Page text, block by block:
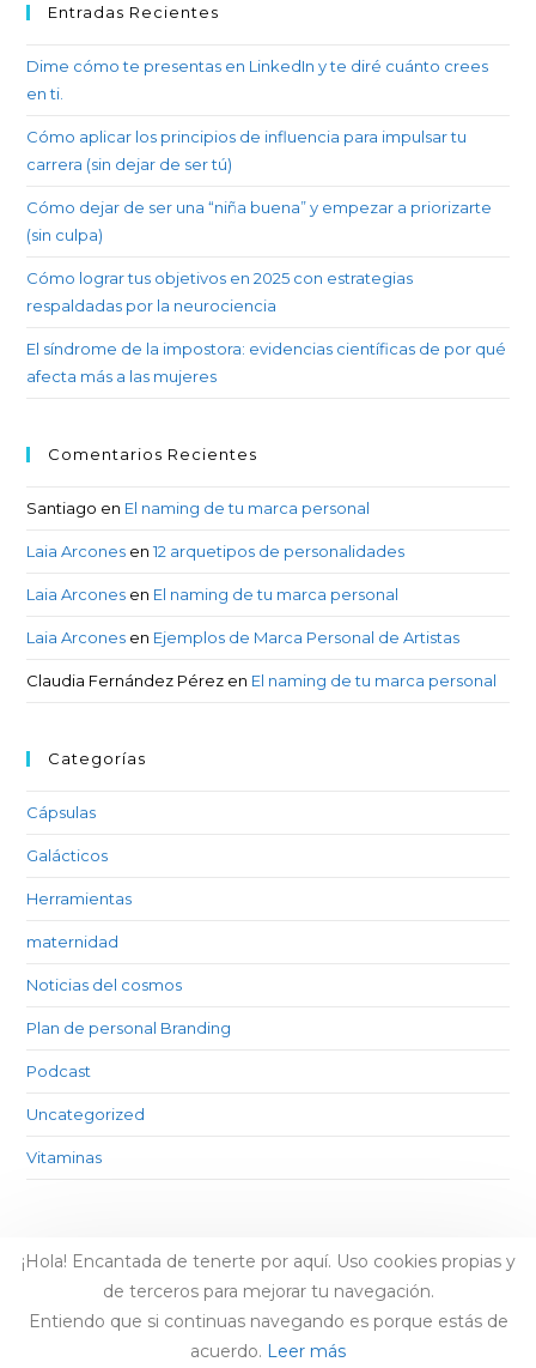
Entradas Recientes
Dime cómo te presentas en LinkedIn y te diré cuánto crees
en ti.
Cómo aplicar los principios de influencia para impulsar tu
carrera (sin dejar de ser tú)
Cómo dejar de ser una “niña buena” y empezar a priorizarte
(sin culpa)
Cómo lograr tus objetivos en 2025 con estrategias
respaldadas por la neurociencia
El síndrome de la impostora: evidencias científicas de por qué
afecta más a las mujeres
Comentarios Recientes
Santiago en El naming de tu marca personal
Laia Arcones en12 arquetipos de personalidades
Laia Arcones en El naming de tu marca personal
Laia Arcones en Ejemplos de Marca Personal de Artistas
Claudia Fernández Pérez en El naming de tu marca personal
Categorías
Cápsulas
Galácticos
Herramientas
maternidad
Noticias del cosmos
Plan de personal Branding
Podcast
Uncategorized
Vitaminas
¡Hola! Encantada de tenerte por aquí. Uso cookies propias y
de terceros para mejorar tu navegación.
Entiendo que si continuas navegando es porque estás de
acuerdo. Leer más